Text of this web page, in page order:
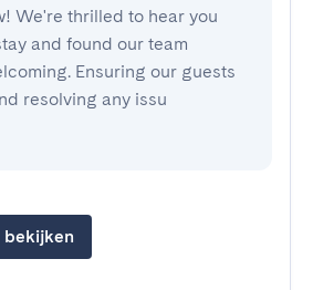
We're thrilled to hear you
and found our team
Ensuring our guests
resolving any issu
bekijken